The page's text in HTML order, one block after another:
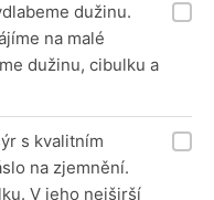
dužinu.
na malé
dužinu, cibulku a
s kvalitním
na zjemnění.
V jeho nejširší